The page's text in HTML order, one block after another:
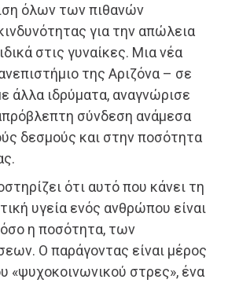
όλων των πιθανών
για την απώλεια
στις γυναίκες. Μια νέα
της Αριζόνα – σε
άλλα ιδρύματα, αναγνώρισε
σύνδεση ανάμεσα
δεσμούς και στην ποσότητα
ότι αυτό που κάνει τη
υγεία ενός ανθρώπου είναι
η ποσότητα, των
Ο παράγοντας είναι μέρος
«ψυχοκοινωνικού στρες», ένα